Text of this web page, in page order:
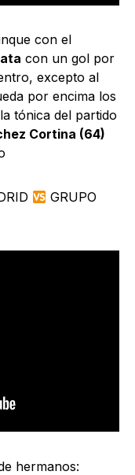
con el
con un gol por
excepto al
por encima los
tónica del partido
Cortina (64)
GRUPO
hermanos: